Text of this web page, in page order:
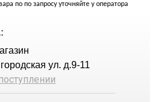
по по запросу уточняйте у оператора
ул. д.9-11